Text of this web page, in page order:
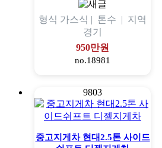
형식 가스식 | 톤수 | 지역
경기
950만원
no.18981
9803
중고지게차 현대2.5톤 사이드